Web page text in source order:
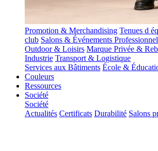
Promotion & Merchandising Tenues d
club Salons & Événements
Outdoor & Loisirs Marque Privée &
Industrie Transport & Logistique
Services aux Bâtiments École &
Couleurs
Ressources
Société
Société
Actualités Certificats Durabilité Salons